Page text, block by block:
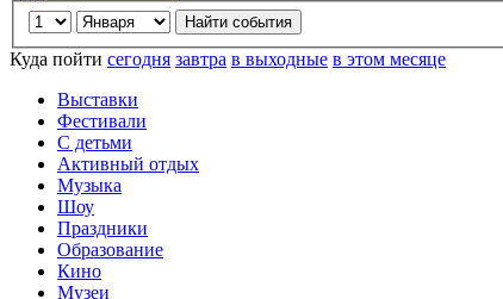
Куда пойти сегодня завтра в выходные в этом месяце
Выставки
Фестивали
С детьми
Активный отдых
Музыка
Шоу
Праздники
Образование
Кино
Музеи